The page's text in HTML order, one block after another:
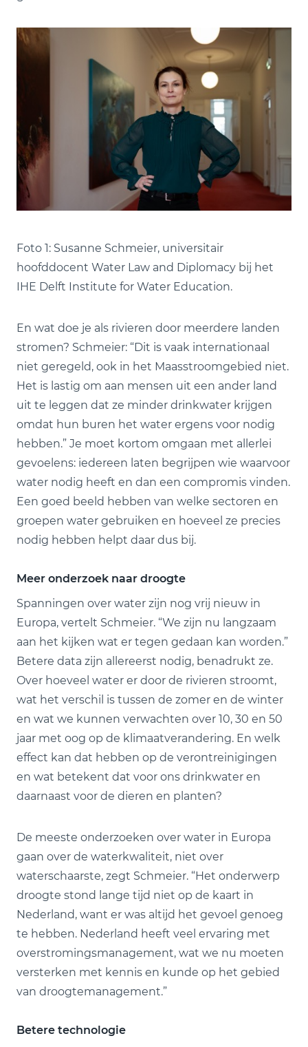
Foto 1: Susanne Schmeier, universitair
hoofddocent Water Law and Diplomacy bij het
IHE Delft Institute for Water Education.
En wat doe je als rivieren door meerdere landen
stromen? Schmeier: “Dit is vaak internationaal
niet geregeld, ook in het Maasstroomgebied niet.
Het is lastig om aan mensen uit een ander land
uit te leggen dat ze minder drinkwater krijgen
omdat hun buren het water ergens voor nodig
hebben.” Je moet kortom omgaan met allerlei
gevoelens: iedereen laten begrijpen wie waarvoor
water nodig heeft en dan een compromis vinden.
Een goed beeld hebben van welke sectoren en
groepen water gebruiken en hoeveel ze precies
nodig hebben helpt daar dus bij.
Meer onderzoek naar droogte
Spanningen over water zijn nog vrij nieuw in
Europa, vertelt Schmeier. “We zijn nu langzaam
aan het kijken wat er tegen gedaan kan worden.”
Betere data zijn allereerst nodig, benadrukt ze.
Over hoeveel water er door de rivieren stroomt,
wat het verschil is tussen de zomer en de winter
en wat we kunnen verwachten over 10, 30 en 50
jaar met oog op de klimaatverandering. En welk
effect kan dat hebben op de verontreinigingen
en wat betekent dat voor ons drinkwater en
daarnaast voor de dieren en planten?
De meeste onderzoeken over water in Europa
gaan over de waterkwaliteit, niet over
waterschaarste, zegt Schmeier. “Het onderwerp
droogte stond lange tijd niet op de kaart in
Nederland, want er was altijd het gevoel genoeg
te hebben. Nederland heeft veel ervaring met
overstromingsmanagement, wat we nu moeten
versterken met kennis en kunde op het gebied
van droogtemanagement.”
Betere technologie